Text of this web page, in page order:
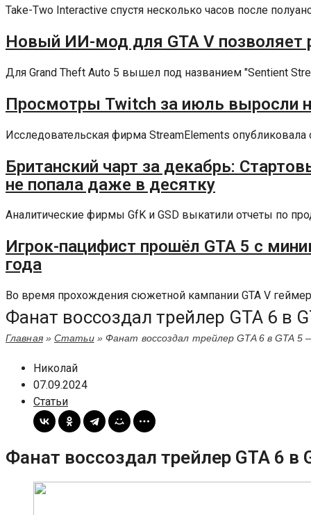
Take-Two Interactive спустя несколько часов после
Новый ИИ-мод для GTA V позволяет
Для Grand Theft Auto 5 вышел под названием "Sentient
Просмотры Twitch за июль выросли
Исследовательская фирма StreamElements
Британский чарт за декабрь:
не попала даже в десятку
Аналитические фирмы GfK и GSD выкатили отчеты по
Игрок-пацифист прошёл GTA 5 с
года
Во время прохождения сюжетной кампании GTA V
Фанат воссоздал трейлер GTA 6 в
Главная»Статьи» Фанат воссоздал трейлер GTA 6 в GTA 5
Николай
07.09.2024
Статьи
Фанат воссоздал трейлер GTA 6 в